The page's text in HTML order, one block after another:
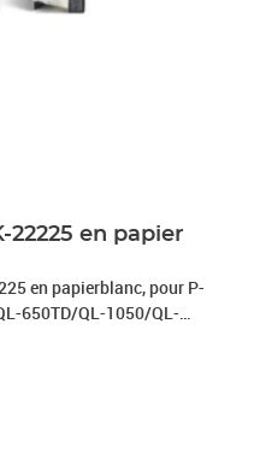
en papier
en papierblanc, pour P-
650TD/QL-1050/QL-
m(DK22225)QL-